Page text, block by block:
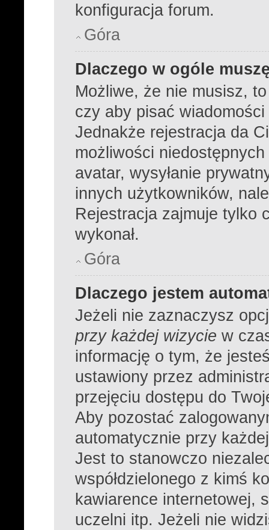
konfiguracja forum.
Góra
Dlaczego w ogóle
Możliwe, że nie musisz,
czy aby pisać
Jednakże rejestracja da
możliwości
avatar, wysyłanie
innych użytkowników,
Rejestracja zajmuje tylko
wykonał.
Góra
Dlaczego jestem
Jeżeli nie zaznaczysz
przy każdej wizycie w
informację o tym, że
ustawiony przez
przejęciu dostępu do
Aby pozostać
automatycznie przy
Jest to stanowczo
współdzielonego z kimś
kawiarence internetowej,
uczelni itp. Jeżeli nie